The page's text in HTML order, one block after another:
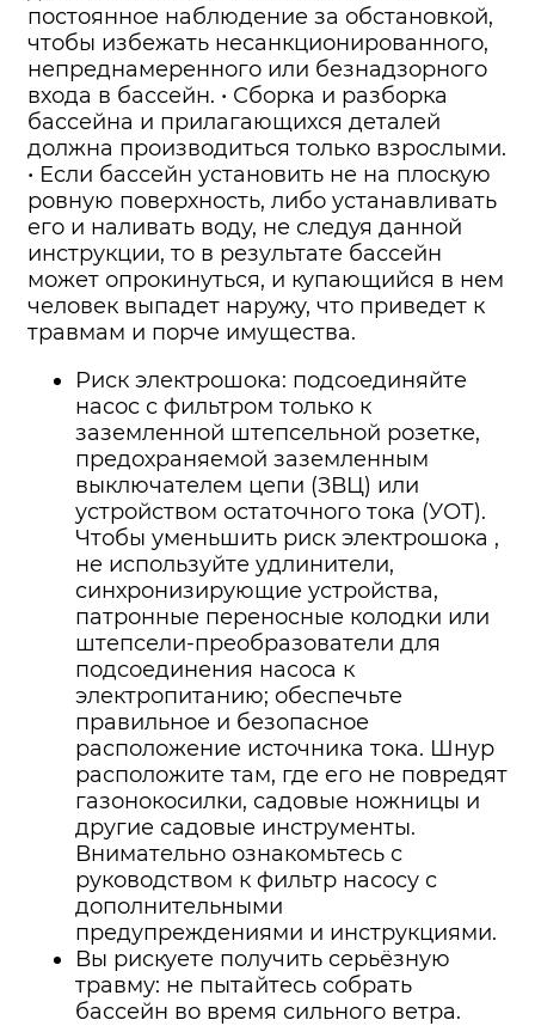
постоянное наблюдение за обстановкой,
чтобы избежать несанкционированного,
непреднамеренного или безнадзорного
входа в бассейн. • Сборка и разборка
бассейна и прилагающихся деталей
должна производиться только взрослыми.
• Если бассейн установить не на плоскую
ровную поверхность, либо устанавливать
его и наливать воду, не следуя данной
инструкции, то в результате бассейн
может опрокинуться, и купающийся в нем
человек выпадет наружу, что приведет к
травмам и порче имущества.
Риск электрошока: подсоединяйте
насос с фильтром только к
заземленной штепсельной розетке,
предохраняемой заземленным
выключателем цепи (ЗВЦ) или
устройством остаточного тока (УОТ).
Чтобы уменьшить риск электрошока ,
не используйте удлинители,
синхронизирующие устройства,
патронные переносные колодки или
штепсели-преобразователи для
подсоединения насоса к
электропитанию; обеспечьте
правильное и безопасное
расположение источника тока. Шнур
расположите там, где его не повредят
газонокосилки, садовые ножницы и
другие садовые инструменты.
Внимательно ознакомьтесь с
руководством к фильтр насосу с
дополнительными
предупреждениями и инструкциями.
Вы рискуете получить серьёзную
травму: не пытайтесь собрать
бассейн во время сильного ветра.